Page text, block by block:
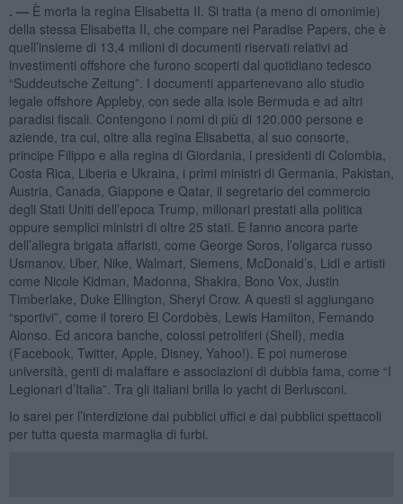
. — È morta la regina Elisabetta II. Si tratta (a meno di omonimie)
della stessa Elisabetta II, che compare nei Paradise Papers, che è
quell’insieme di 13,4 milioni di documenti riservati relativi ad
investimenti offshore che furono scoperti dal quotidiano tedesco
“Suddeutsche Zeitung”. I documenti appartenevano allo studio
legale offshore Appleby, con sede alla isole Bermuda e ad altri
paradisi fiscali. Contengono i nomi di più di 120.000 persone e
aziende, tra cui, oltre alla regina Elisabetta, al suo consorte,
principe Filippo e alla regina di Giordania, i presidenti di Colombia,
Costa Rica, Liberia e Ukraina, i primi ministri di Germania, Pakistan,
Austria, Canada, Giappone e Qatar, il segretario del commercio
degli Stati Uniti dell’epoca Trump, milionari prestati alla politica
oppure semplici ministri di oltre 25 stati. E fanno ancora parte
dell’allegra brigata affaristi, come George Soros, l’oligarca russo
Usmanov, Uber, Nike, Walmart, Siemens, McDonald’s, Lidl e artisti
come Nicole Kidman, Madonna, Shakira, Bono Vox, Justin
Timberlake, Duke Ellington, Sheryl Crow. A questi si aggiungano
“sportivi”, come il torero El Cordobès, Lewis Hamilton, Fernando
Alonso. Ed ancora banche, colossi petroliferi (Shell), media
(Facebook, Twitter, Apple, Disney, Yahoo!). E poi numerose
università, genti di malaffare e associazioni di dubbia fama, come “I
Legionari d’Italia”. Tra gli italiani brilla lo yacht di Berlusconi.
Io sarei per l’interdizione dai pubblici uffici e dai pubblici spettacoli
per tutta questa marmaglia di furbi.